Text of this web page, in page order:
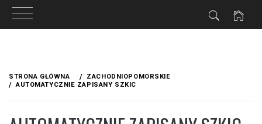
treści
STRONA GŁÓWNA
ZACHODNIOPOMORSKIE
AUTOMATYCZNIE ZAPISANY SZKIC